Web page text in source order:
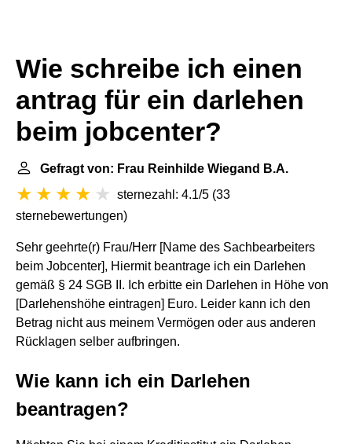
Wie schreibe ich einen
antrag für ein darlehen
beim jobcenter?
Gefragt von: Frau Reinhilde Wiegand B.A.
sternezahl: 4.1/5 (33
sternebewertungen)
Sehr geehrte(r) Frau/Herr [Name des Sachbearbeiters
beim Jobcenter], Hiermit beantrage ich ein Darlehen
gemäß § 24 SGB II. Ich erbitte ein Darlehen in Höhe von
[Darlehenshöhe eintragen] Euro. Leider kann ich den
Betrag nicht aus meinem Vermögen oder aus anderen
Rücklagen selber aufbringen.
Wie kann ich ein Darlehen
beantragen?